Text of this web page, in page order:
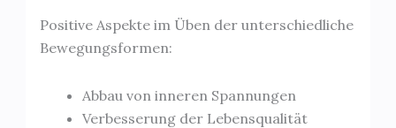
Positive Aspekte im Üben der unterschiedliche
Bewegungsformen:
Abbau von inneren Spannungen
Verbesserung der Lebensqualität